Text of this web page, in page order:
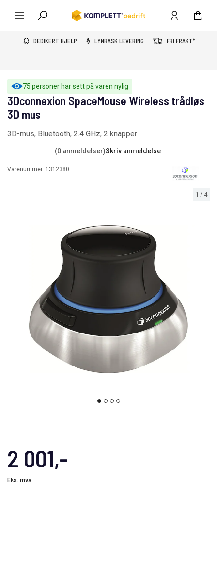
DEDIKERT HJELP LYNRASK LEVERING FRI FRAKT*
75 personer har sett på varen nylig
1 / 4
3Dconnexion SpaceMouse Wireless trådløs
3D mus
3D-mus, Bluetooth, 2.4 GHz, 2 knapper
(0 anmeldelser)Skriv anmeldelse
Varenummer: 1312380
2 001,-
Eks. mva.